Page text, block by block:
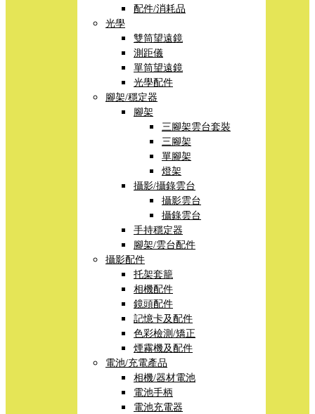
配件/消耗品
光學
雙筒望遠鏡
測距儀
單筒望遠鏡
光學配件
腳架/穩定器
腳架
三腳架雲台套裝
三腳架
單腳架
燈架
攝影/攝錄雲台
攝影雲台
攝錄雲台
手持穩定器
腳架/雲台配件
攝影配件
托架套籠
相機配件
鏡頭配件
記憶卡及配件
色彩檢測/矯正
煙霧機及配件
電池/充電產品
相機/器材電池
電池手柄
電池充電器